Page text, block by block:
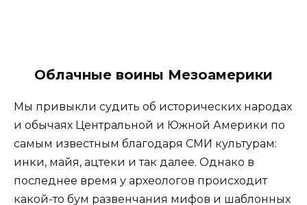
Облачные воины Мезоамерики
Мы привыкли судить об исторических народах
и обычаях Центральной и Южной Америки по
самым известным благодаря СМИ культурам:
инки, майя, ацтеки и так далее. Однако в
последнее время у археологов происходит
какой-то бум развенчания мифов и шаблонных